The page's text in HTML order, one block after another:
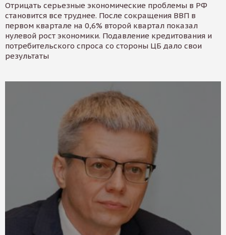
Отрицать серьезные экономические проблемы в РФ
становится все труднее. После сокращения ВВП в
первом квартале на 0,6% второй квартал показал
нулевой рост экономики. Подавление кредитования и
потребительского спроса со стороны ЦБ дало свои
результаты